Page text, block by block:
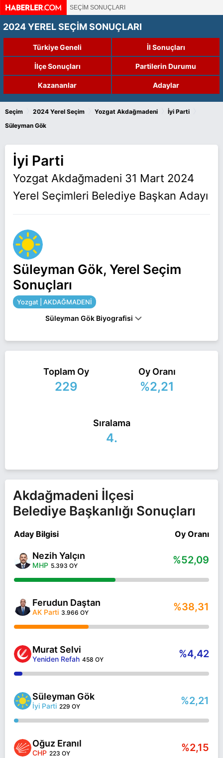
SEÇİM SONUÇLARI
2024 YEREL SEÇİM SONUÇLARI
Türkiye Geneli İl Sonuçları
İlçe Sonuçları Partilerin Durumu
Kazananlar Adaylar
Seçim 2024 Yerel Seçim Yozgat Akdağmadeni İyi Parti
Süleyman Gök
İyi Parti
Yozgat Akdağmadeni 31 Mart 2024
Yerel Seçimleri Belediye Başkan Adayı
Süleyman Gök, Yerel Seçim
Sonuçları
Yozgat | AKDAĞMADENİ
Süleyman Gök Biyografisi
başkan adayı olarak İyi Parti ile 31 Mart 2024 yerel
seçimlerinde yarışıyor. Süleyman Gök ile ilgili daha
fazla bilgi için
Süleyman Gök Haberleri
Toplam Oy
229
Oy Oranı
%2,21
Sıralama
4.
Akdağmadeni İlçesi
Belediye Başkanlığı Sonuçları
Aday Bilgisi Oy Oranı
Nezih Yalçın
MHP 5.393 OY %52,09
Ferudun Daştan
AK Parti 3.966 OY %38,31
Murat Selvi
Yeniden Refah 458 OY %4,42
Süleyman Gök
İyi Parti 229 OY %2,21
Oğuz Eranıl
CHP 223 OY %2,15